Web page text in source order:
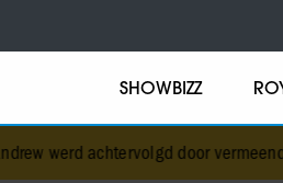
SHOWBIZZ
door vermeende stalker met